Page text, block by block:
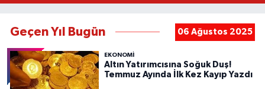
Geçen Yıl Bugün 06 Ağustos 2025
EKONOMİ
Altın Yatırımcısına Soğuk Duş!
Temmuz Ayında İlk Kez Kayıp Yazdı